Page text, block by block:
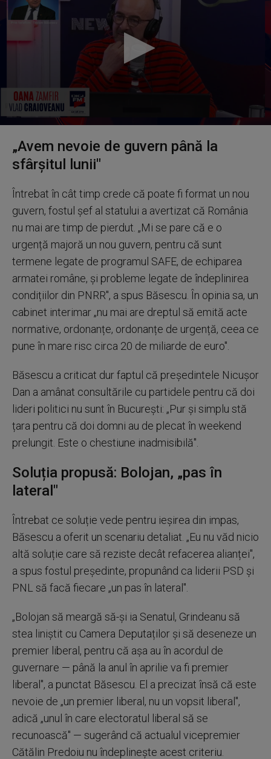
seconds
seconds
„Avem nevoie de guvern până la
sfârșitul lunii"
Întrebat în cât timp crede că poate fi format un nou
guvern, fostul șef al statului a avertizat că România
nu mai are timp de pierdut. „Mi se pare că e o
urgență majoră un nou guvern, pentru că sunt
termene legate de programul SAFE, de echiparea
armatei române, și probleme legate de îndeplinirea
condițiilor din PNRR", a spus Băsescu. În opinia sa, un
cabinet interimar „nu mai are dreptul să emită acte
normative, ordonanțe, ordonanțe de urgență, ceea ce
pune în mare risc circa 20 de miliarde de euro".
Băsescu a criticat dur faptul că președintele Nicușor
Dan a amânat consultările cu partidele pentru că doi
lideri politici nu sunt în București: „Pur și simplu stă
țara pentru că doi domni au de plecat în weekend
prelungit. Este o chestiune inadmisibilă".
Soluția propusă: Bolojan, „pas în
lateral"
Întrebat ce soluție vede pentru ieșirea din impas,
Băsescu a oferit un scenariu detaliat. „Eu nu văd nicio
altă soluție care să reziste decât refacerea alianței",
a spus fostul președinte, propunând ca liderii PSD și
PNL să facă fiecare „un pas în lateral".
„Bolojan să meargă să-și ia Senatul, Grindeanu să
stea liniștit cu Camera Deputaților și să deseneze un
premier liberal, pentru că așa au în acordul de
guvernare — până la anul în aprilie va fi premier
liberal", a punctat Băsescu. El a precizat însă că este
nevoie de „un premier liberal, nu un vopsit liberal",
adică „unul în care electoratul liberal să se
recunoască" — sugerând că actualul vicepremier
Cătălin Predoiu nu îndeplinește acest criteriu.